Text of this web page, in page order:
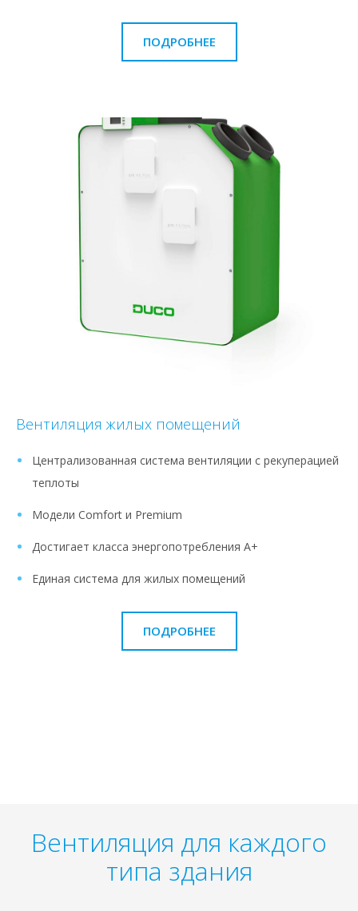
ПОДРОБНЕЕ
Вентиляция жилых помещений
Централизованная система вентиляции с рекуперацией
теплоты
Модели Comfort и Premium
Достигает класса энергопотребления A+
Единая система для жилых помещений
ПОДРОБНЕЕ
Вентиляция для каждого
типа здания